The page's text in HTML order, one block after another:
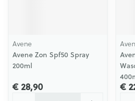
Avene
Avene Zon Spf50 Spray
200ml
€ 28,90 €